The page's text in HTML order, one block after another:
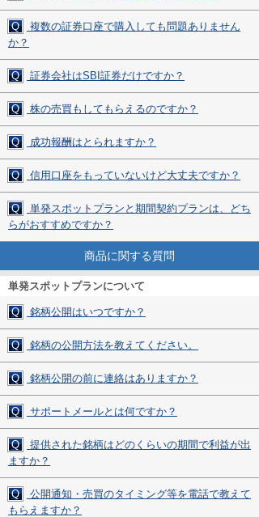
Q
複数の証券口座で購入しても問題ありません
か？
Q 証券会社はSBI証券だけですか？
Q 株の売買もしてもらえるのですか？
Q 成功報酬はとられますか？
Q 信用口座をもっていないけど大丈夫ですか？
Q
単発スポットプランと期間契約プランは、どち
らがおすすめですか？
商品に関する質問
単発スポットプランについて
Q 銘柄公開はいつですか？
Q 銘柄の公開方法を教えてください。
Q 銘柄公開の前に連絡はありますか？
Q サポートメールとは何ですか？
Q
提供された銘柄はどのくらいの期間で利益が出
ますか？
Q
公開通知・売買のタイミング等を電話で教えて
もらえますか？